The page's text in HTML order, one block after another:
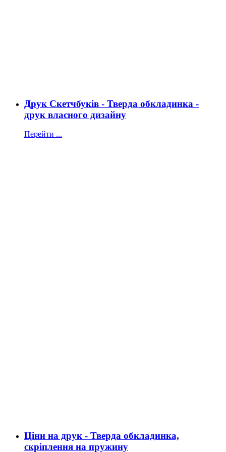
Друк Скетчбуків - Тверда обкладинка -
друк власного дизайну
Перейти ...
Ціни на друк - Тверда обкладинка,
скріплення на пружину